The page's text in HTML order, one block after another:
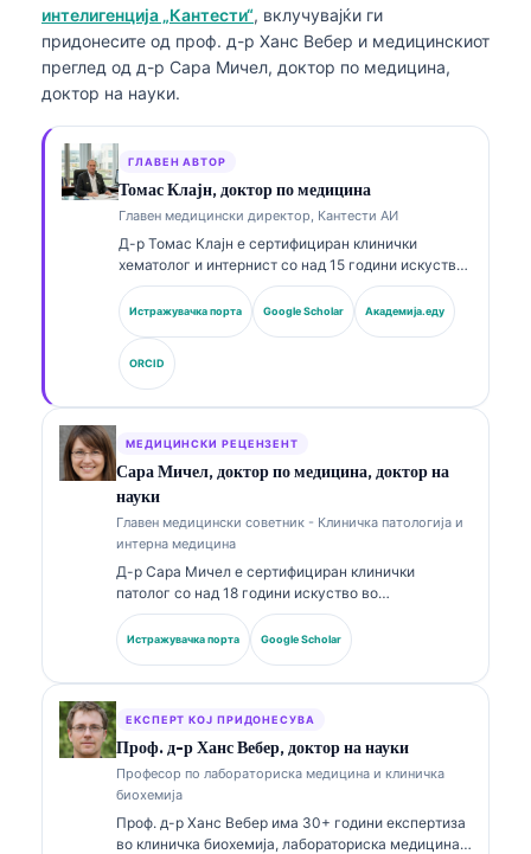
интелигенција „Кантести“, вклучувајќи ги
придонесите од проф. д-р Ханс Вебер и медицинскиот
преглед од д-р Сара Мичел, доктор по медицина,
доктор на науки.
ГЛАВЕН АВТОР
Томас Клајн, доктор по медицина
Главен медицински директор, Кантести АИ
Д-р Томас Клајн е сертифициран клинички
хематолог и интернист со над 15 години искуство
во лабораториска медицина и клиничка анализа
потпомогната со ВИ. Како главен медицински
директор во Kantesti AI, тој обезбедува клинички
надзор над медицинската точност на
сопственичката невронска мрежа. Д-р Клајн има
објавено обемно на теми поврзани со
интерпретација на биомаркери и лабораториска
медицина.
Истражувачка порта Google Scholar Академија.еду
ORCID
МЕДИЦИНСКИ РЕЦЕНЗЕНТ
Сара Мичел, доктор по медицина, доктор на
науки
Главен медицински советник - Клиничка патологија и
интерна медицина
Д-р Сара Мичел е сертифициран клинички
патолог со над 18 години искуство во
лабораториска медицина и дијагностичка
анализа. Има специјализирани сертификати во
клиничка хемија и има објавено обемно за панели
Истражувачка порта Google Scholar
ЕКСПЕРТ КОЈ ПРИДОНЕСУВА
Проф. д-р Ханс Вебер, доктор на науки
Професор по лабораториска медицина и клиничка
биохемија
Проф. д-р Ханс Вебер има 30+ години експертиза
во клиничка биохемија, лабораториска медицина и